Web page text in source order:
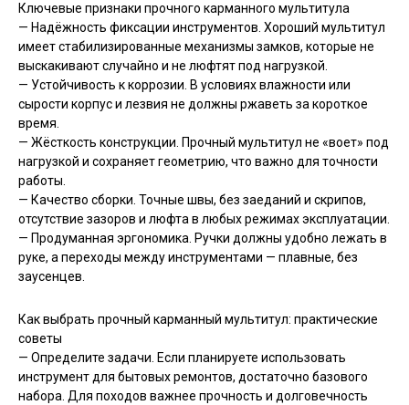
Ключевые признаки прочного карманного мультитула
— Надёжность фиксации инструментов. Хороший мультитул
имеет стабилизированные механизмы замков, которые не
выскакивают случайно и не люфтят под нагрузкой.
— Устойчивость к коррозии. В условиях влажности или
сырости корпус и лезвия не должны ржаветь за короткое
время.
— Жёсткость конструкции. Прочный мультитул не «воет» под
нагрузкой и сохраняет геометрию, что важно для точности
работы.
— Качество сборки. Точные швы, без заеданий и скрипов,
отсутствие зазоров и люфта в любых режимах эксплуатации.
— Продуманная эргономика. Ручки должны удобно лежать в
руке, а переходы между инструментами — плавные, без
заусенцев.
Как выбрать прочный карманный мультитул: практические
советы
— Определите задачи. Если планируете использовать
инструмент для бытовых ремонтов, достаточно базового
набора. Для походов важнее прочность и долговечность